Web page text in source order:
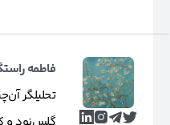
فاطمه
تحلیلگر